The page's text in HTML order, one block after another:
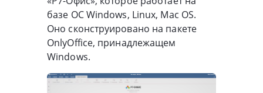
базе ОС Windows, Linux, Mac OS.
Оно сконструировано на пакете
OnlyOffice, принадлежащем
Windows.